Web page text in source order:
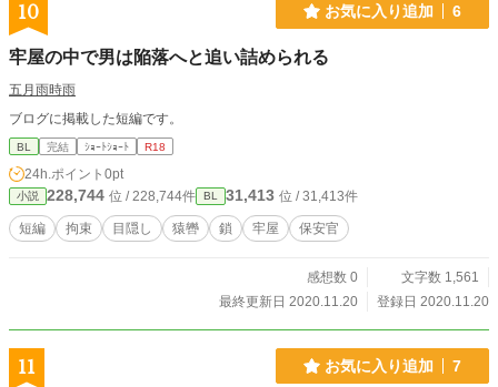
10 お気に入り追加 6
牢屋の中で男は陥落へと追い詰められる
五月雨時雨
ブログに掲載した短編です。
BL 完結 ｼｮｰﾄｼｮｰﾄ R18
24h.ポイント 0pt
小説 228,744 位 / 228,744件 BL 31,413 位 / 31,413件
短編 拘束 目隠し 猿轡 鎖 牢屋 保安官
感想数 0
文字数 1,561
最終更新日 2020.11.20
登録日 2020.11.20
11 お気に入り追加 7